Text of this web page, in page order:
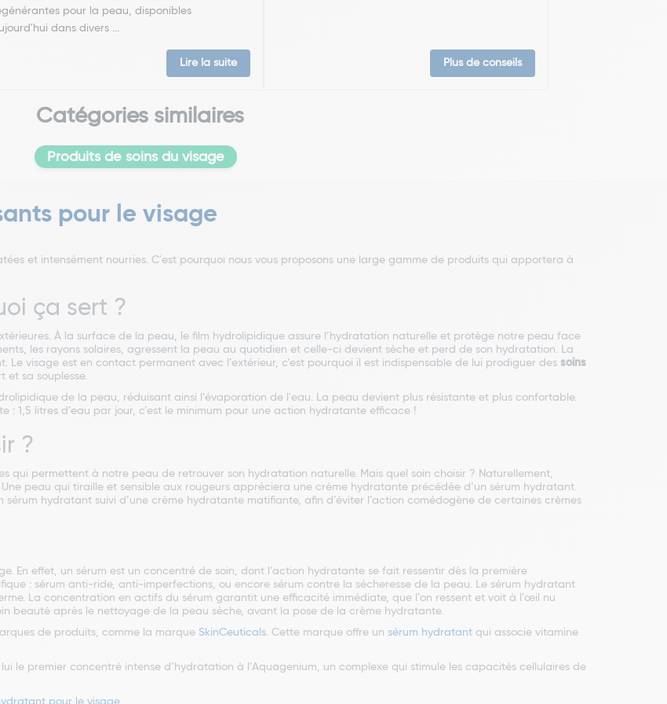
pour la peau, disponibles
dans divers ...
Lire la suite Plus de conseils
Catégories similaires
Produits de soins du visage
pour le visage
et intensément nourries. C'est pourquoi nous vous proposons une large gamme de produits qui apportera à
ça sert ?
À la surface de la peau, le film hydrolipidique assure l’hydratation naturelle et protège notre peau face
les rayons solaires, agressent la peau au quotidien et celle-ci devient sèche et perd de son hydratation. La
visage est en contact permanent avec l’extérieur, c’est pourquoi il est indispensable de lui prodiguer des soins
et sa souplesse.
de la peau, réduisant ainsi l’évaporation de l'eau. La peau devient plus résistante et plus confortable.
: 1,5 litres d’eau par jour, c’est le minimum pour une action hydratante efficace !
?
qui permettent à notre peau de retrouver son hydratation naturelle. Mais quel soin choisir ? Naturellement,
peau qui tiraille et sensible aux rougeurs appréciera une crème hydratante précédée d’un sérum hydratant.
hydratant suivi d’une crème hydratante matifiante, afin d’éviter l’action comédogène de certaines crèmes
En effet, un sérum est un concentré de soin, dont l’action hydratante se fait ressentir dès la première
: sérum anti-ride, anti-imperfections, ou encore sérum contre la sécheresse de la peau. Le sérum hydratant
La concentration en actifs du sérum garantit une efficacité immédiate, que l’on ressent et voit à l’œil nu
beauté après le nettoyage de la peau sèche, avant la pose de la crème hydratante.
de produits, comme la marque SkinCeuticals. Cette marque offre un sérum hydratant qui associe vitamine
le premier concentré intense d’hydratation à l’Aquagenium, un complexe qui stimule les capacités cellulaires de
pour le visage.